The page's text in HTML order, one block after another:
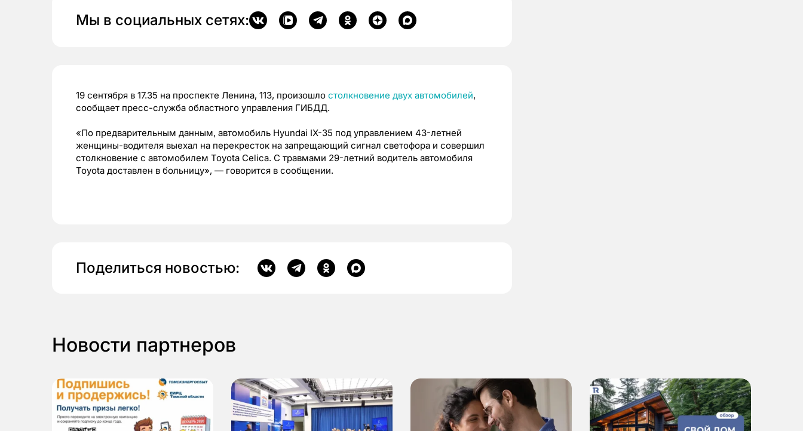
Мы в социальных сетях:
19 сентября в 17.35 на проспекте Ленина, 113, произошло столкновение двух автомобилей,
сообщает пресс-служба областного управления ГИБДД.
«По предварительным данным, автомобиль Hyundai IX-35 под управлением 43-летней
женщины-водителя выехал на перекресток на запрещающий сигнал светофора и совершил
столкновение с автомобилем Toyota Celica. С травмами 29-летний водитель автомобиля
Toyota доставлен в больницу», — говорится в сообщении.
Поделиться новостью:
Новости партнеров